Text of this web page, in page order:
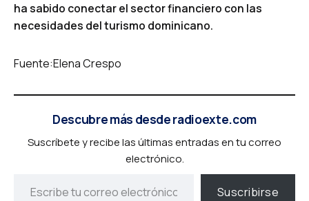
ha sabido conectar el sector financiero con las
necesidades del turismo dominicano.
Fuente:Elena Crespo
Descubre más desde radioexte.com
Suscríbete y recibe las últimas entradas en tu correo
electrónico.
Suscribirse